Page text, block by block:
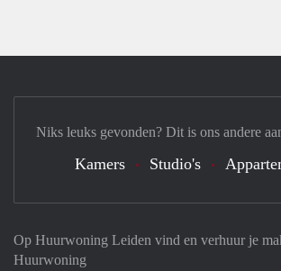
Op Huurwoning Leiden vind en verhuur je
Huurwoning
Niks leuks gevonden? Dit is ons andere
Kamers Studio's